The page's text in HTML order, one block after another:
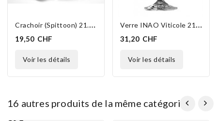
C
Rachoir (Spittoon) 21.5 Cm
19,50 CHF
voir les détails
V
Erre INAO Viticole 21.5cl 6 Pièces
31,20 CHF
voir les détails
16 autres produits de la même catégorie :